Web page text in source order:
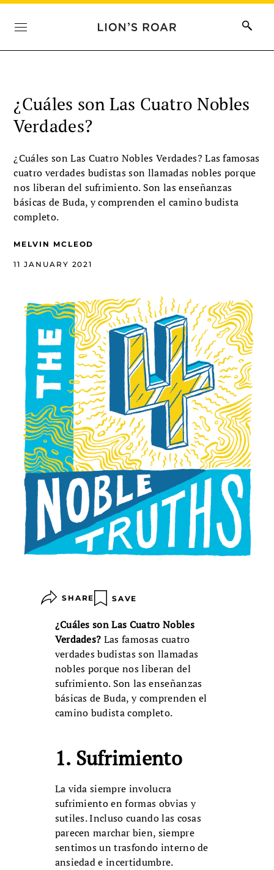
¿Cuáles son Las Cuatro Nobles
Verdades?
¿Cuáles son Las Cuatro Nobles Verdades? Las famosas
cuatro verdades budistas son llamadas nobles porque
nos liberan del sufrimiento. Son las enseñanzas
básicas de Buda, y comprenden el camino budista
completo.
MELVIN MCLEOD
11 JANUARY 2021
SHARE SAVE
¿Cuáles son Las Cuatro Nobles
Verdades? Las famosas cuatro
verdades budistas son llamadas
nobles porque nos liberan del
sufrimiento. Son las enseñanzas
básicas de Buda, y comprenden el
camino budista completo.
1. Sufrimiento
La vida siempre involucra
sufrimiento en formas obvias y
sutiles. Incluso cuando las cosas
parecen marchar bien, siempre
sentimos un trasfondo interno de
ansiedad e incertidumbre.